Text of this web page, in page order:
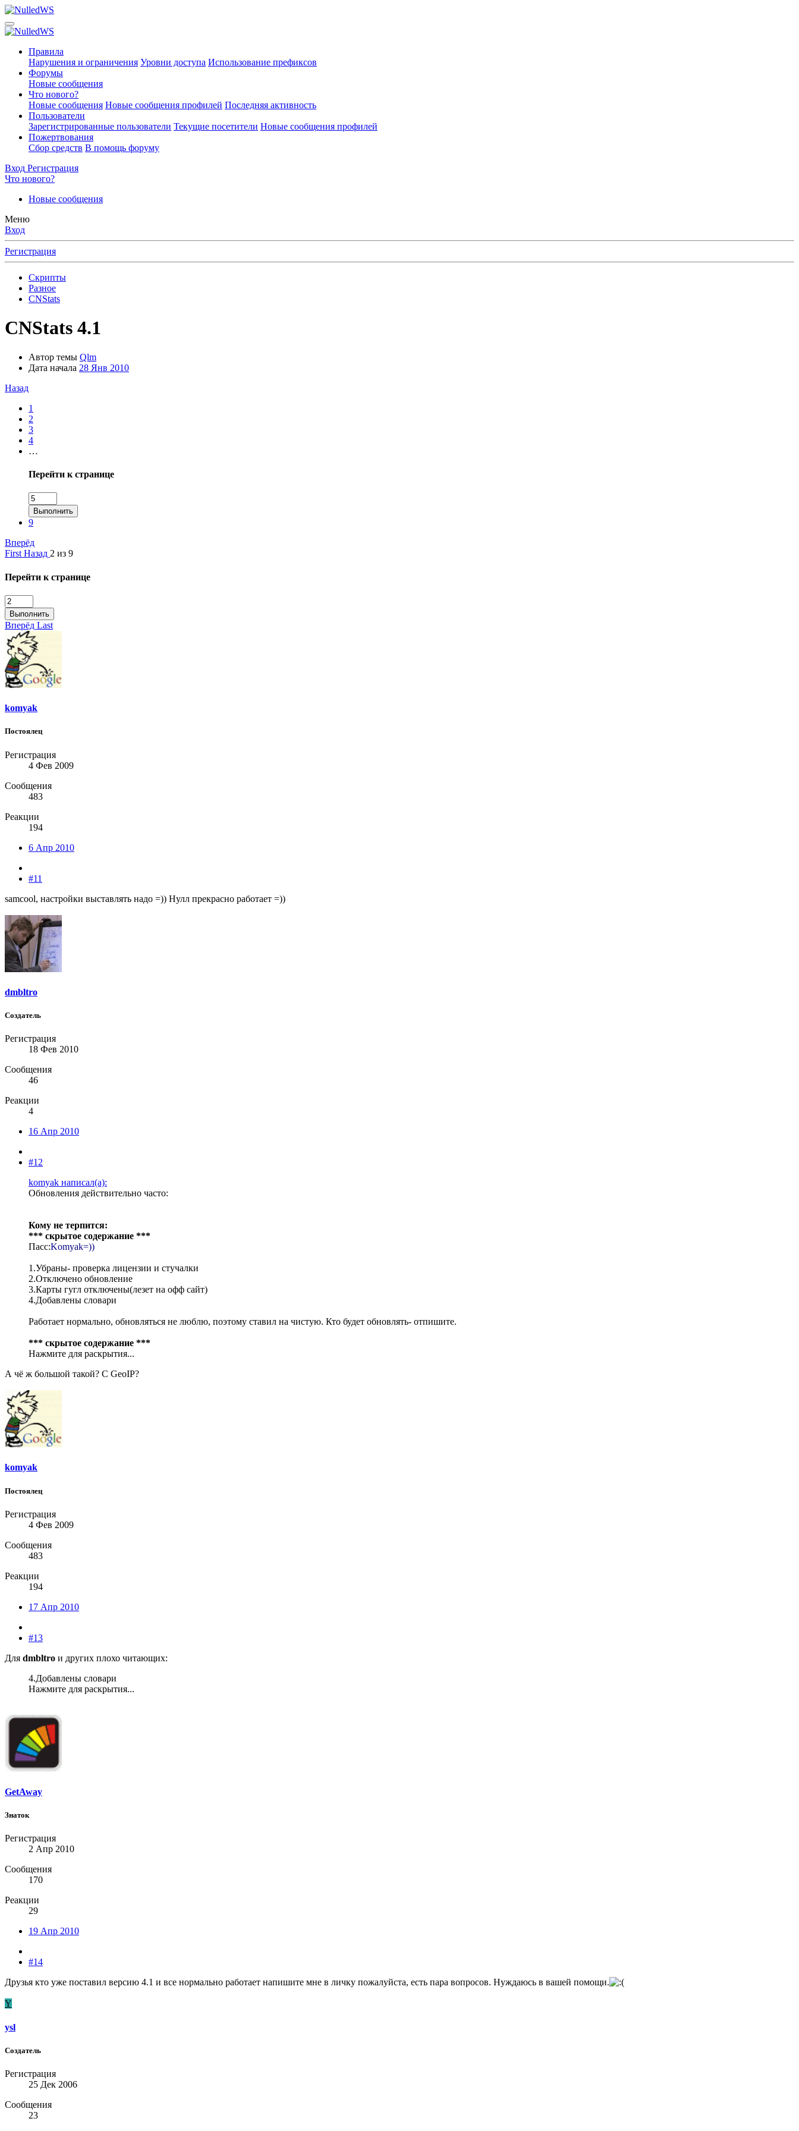
Правила
Нарушения и ограничения Уровни доступа Использование префиксов
Форумы
Новые сообщения
Что нового?
Новые сообщения Новые сообщения профилей Последняя активность
Пользователи
Зарегистрированные пользователи Текущие посетители Новые сообщения профилей
Пожертвования
Сбор средств В помощь форуму
Вход Регистрация
Что нового?
Новые сообщения
Меню
Вход
Регистрация
Скрипты
Разное
CNStats
CNStats 4.1
Автор темы Qlm
Дата начала 28 Янв 2010
Назад
1
2
3
4
…
Перейти к странице
Выполнить
9
Вперёд
First Назад 2 из 9
Перейти к странице
Выполнить
Вперёд Last
komyak
Постоялец
Регистрация
4 Фев 2009
Сообщения
483
Реакции
194
6 Апр 2010
#11
samcool, настройки выставлять надо =)) Нулл прекрасно работает =))
dmbltro
Создатель
Регистрация
18 Фев 2010
Сообщения
46
Реакции
4
16 Апр 2010
#12
komyak написал(а):
Обновления действительно часто:
Кому не терпится:
*** скрытое содержание ***
Пасс:Komyak=))
1.Убраны- проверка лицензии и стучалки
2.Отключено обновление
3.Карты гугл отключены(лезет на офф сайт)
4.Добавлены словари
Работает нормально, обновляться не люблю, поэтому ставил на чистую. Кто будет обновлять- отпишите.
*** скрытое содержание ***
Нажмите для раскрытия...
А чё ж большой такой? С GeoIP?
komyak
Постоялец
Регистрация
4 Фев 2009
Сообщения
483
Реакции
194
17 Апр 2010
#13
Для dmbltro и других плохо читающих:
4.Добавлены словари
Нажмите для раскрытия...
GetAway
Знаток
Регистрация
2 Апр 2010
Сообщения
170
Реакции
29
19 Апр 2010
#14
Друзья кто уже поставил версию 4.1 и все нормально работает напишите мне в личку пожалуйста, есть пара вопросов. Нуждаюсь в вашей помощи.
Y
ysl
Создатель
Регистрация
25 Дек 2006
Сообщения
23